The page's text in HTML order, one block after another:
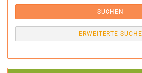
SUCHEN
ERWEITERTE SUCHE